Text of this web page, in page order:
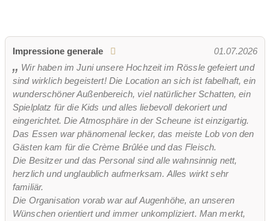
Capienza: 15-50 persone
Servizi igienici: Sì
Riscaldato: Sì
Adatto per conferenze: Sì
Accessibile ai disabili: Sì
Impressione generale
01.07.2026
Wir haben im Juni unsere Hochzeit im Rössle gefeiert und
sind wirklich begeistert! Die Location an sich ist fabelhaft, ein
wunderschöner Außenbereich, viel natürlicher Schatten, ein
Spielplatz für die Kids und alles liebevoll dekoriert und
eingerichtet. Die Atmosphäre in der Scheune ist einzigartig.
Das Essen war phänomenal lecker, das meiste Lob von den
Gästen kam für die Crème Brûlée und das Fleisch.
Die Besitzer und das Personal sind alle wahnsinnig nett,
herzlich und unglaublich aufmerksam. Alles wirkt sehr
familiär.
Die Organisation vorab war auf Augenhöhe, an unseren
Wünschen orientiert und immer unkompliziert. Man merkt,